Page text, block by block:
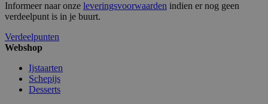
Informeer naar onze leveringsvoorwaarden indien er nog geen
verdeelpunt is in je buurt.
Verdeelpunten
Webshop
Ijstaarten
Schepijs
Desserts